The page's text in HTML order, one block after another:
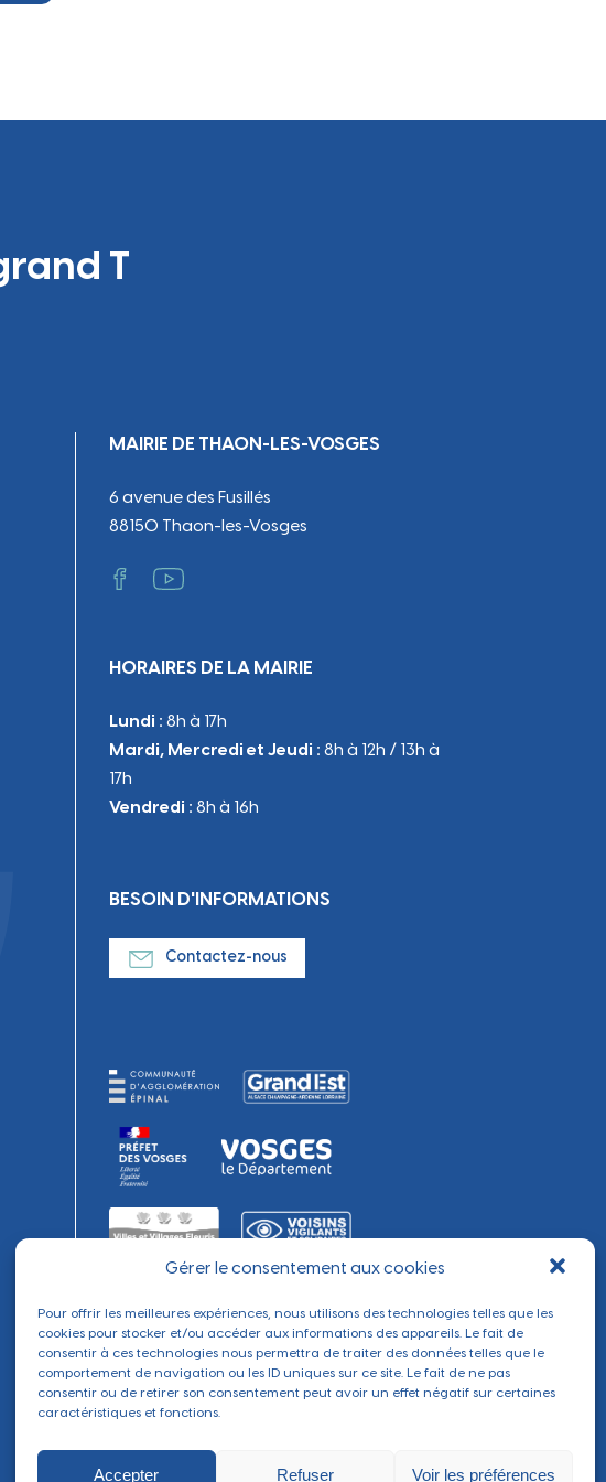
Gérer le consentement aux cookies
Pour offrir les meilleures expériences, nous utilisons des technologies telles que les
cookies pour stocker et/ou accéder aux informations des appareils. Le fait de
consentir à ces technologies nous permettra de traiter des données telles que le
comportement de navigation ou les ID uniques sur ce site. Le fait de ne pas
consentir ou de retirer son consentement peut avoir un effet négatif sur certaines
caractéristiques et fonctions.
Accepter Refuser Voir les préférences
T
MAIRIE DE THAON-LES-VOSGES
6 avenue des Fusillés
88150 Thaon-les-Vosges
HORAIRES DE LA MAIRIE
Lundi : 8h à 17h
Mardi, Mercredi et Jeudi : 8h à 12h / 13h à
17h
Vendredi : 8h à 16h
BESOIN D'INFORMATIONS
Contactez-nous